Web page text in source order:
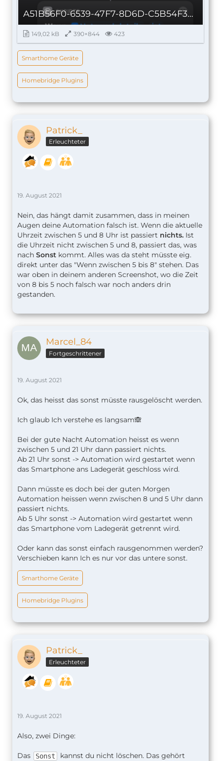
A51B56F0-6539-47F7-8D6D-C5B54F321E1E_autoscaled.png
149,02 kB 390×844 423
Smarthome Geräte
Homebridge Plugins
Patrick_
Erleuchteter
19. August 2021
Nein, das hängt damit zusammen, dass in meinen
Augen deine Automation falsch ist. Wenn die aktuelle
Uhrzeit zwischen 5 und 8 Uhr ist passiert nichts. Ist
die Uhrzeit nicht zwischen 5 und 8, passiert das, was
nach Sonst kommt. Alles was da steht müsste eig.
direkt unter das "Wenn zwischen 5 bis 8" stehen. Das
war oben in deinem anderen Screenshot, wo die Zeit
von 8 bis 5 noch falsch war noch anders drin
gestanden.
Marcel_84
Fortgeschrittener
19. August 2021
Ok, das heisst das sonst müsste rausgelöscht werden.
Ich glaub Ich verstehe es langsam🙈
Bei der gute Nacht Automation heisst es wenn
zwischen 5 und 21 Uhr dann passiert nichts.
Ab 21 Uhr sonst -> Automation wird gestartet wenn
das Smartphone ans Ladegerät geschloss wird.
Dann müsste es doch bei der guten Morgen
Automation heissen wenn zwischen 8 und 5 Uhr dann
passiert nichts.
Ab 5 Uhr sonst -> Automation wird gestartet wenn
das Smartphone vom Ladegerät getrennt wird.
Oder kann das sonst einfach rausgenommen werden?
Verschieben kann Ich es nur vor das untere sonst.
Smarthome Geräte
Homebridge Plugins
Patrick_
Erleuchteter
19. August 2021
Also, zwei Dinge:
Das Sonst
kannst du nicht löschen. Das gehört